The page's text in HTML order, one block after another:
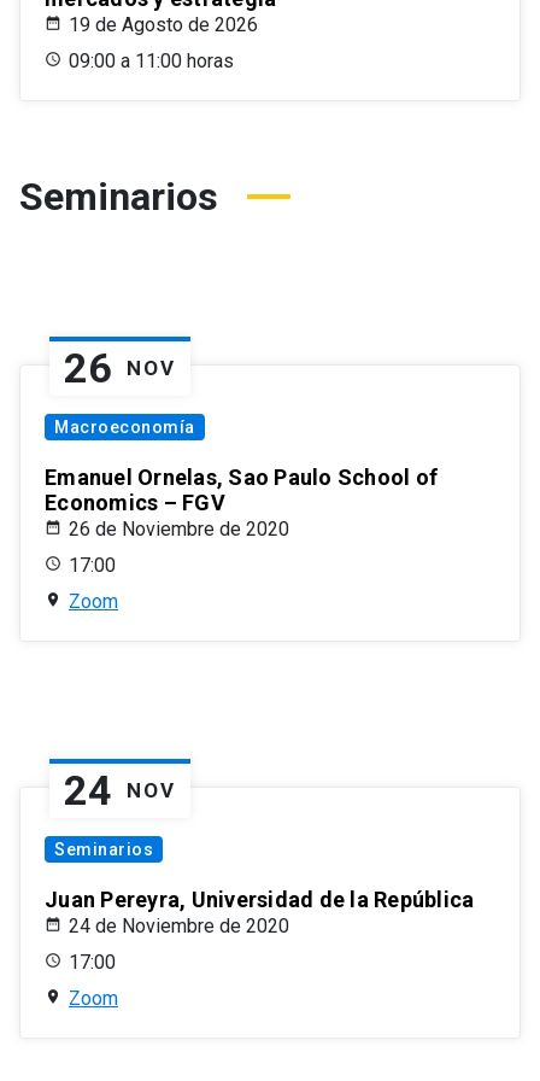
19 de Agosto de 2026
09:00 a 11:00 horas
Seminarios
26 NOV
Macroeconomía
Emanuel Ornelas, Sao Paulo School of
Economics – FGV
26 de Noviembre de 2020
17:00
Zoom
24 NOV
Seminarios
Juan Pereyra, Universidad de la República
24 de Noviembre de 2020
17:00
Zoom